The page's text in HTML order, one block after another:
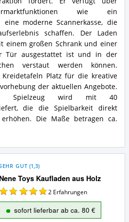
wie ein
eine moderne Scannerkasse, die
schaffen. Der Laden
einem großen Schrank und einer
Tür ausgestattet ist und in der
verstaut werden können.
Platz für die kreative
der aktuellen Angebote.
Spielzeug wird mit 40
die die Spielbarkeit direkt
Die Maße betragen ca.
Nene Toys Kaufladen aus Holz
GUT (1,3)
2 Erfahrungen
sofort lieferbar ab ca. 80 €